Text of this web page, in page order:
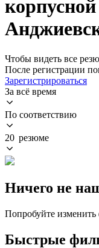
Чтобы видеть все
После регистрации
Зарегистрироваться
За всё время
По соответствию
20 резюме
Ничего не
Попробуйте
Быстрые